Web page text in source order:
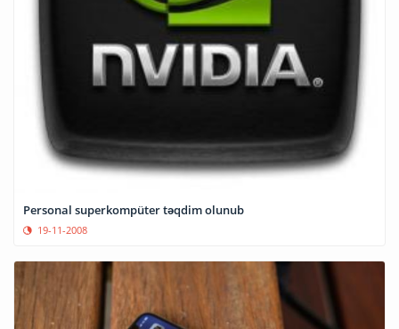
Personal superkompüter təqdim olunub
19-11-2008